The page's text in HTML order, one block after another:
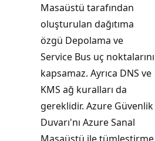
Masaüstü tarafından
oluşturulan dağıtıma
özgü Depolama ve
Service Bus uç noktalarını
kapsamaz. Ayrıca DNS ve
KMS ağ kuralları da
gereklidir. Azure Güvenlik
Duvarı'nı Azure Sanal
Masaüstü ile tümleştirme